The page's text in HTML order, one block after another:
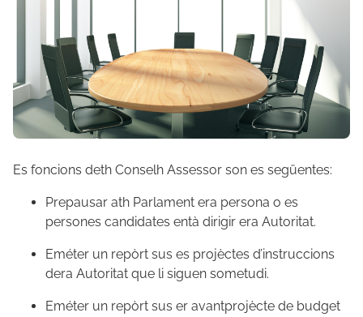
Es foncions deth Conselh Assessor son es següentes:
Prepausar ath Parlament era persona o es
persones candidates entà dirigir era Autoritat.
Eméter un repòrt sus es projèctes d’instruccions
dera Autoritat que li siguen sometudi.
Eméter un repòrt sus er avantprojècte de budget